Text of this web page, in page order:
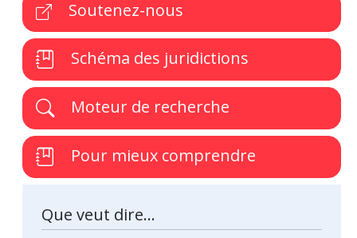
Soutenez-nous
Schéma des juridictions
Moteur de recherche
Pour mieux comprendre
Que veut dire...